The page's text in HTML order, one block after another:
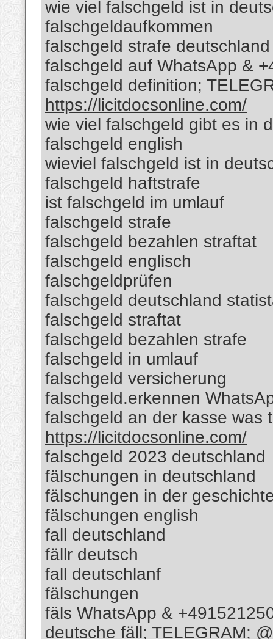
wie viel falschgeld ist in
falschgeldaufkommen
falschgeld strafe deutschland
falschgeld auf WhatsApp &
falschgeld definition;
https://licitdocsonline.com/
wie viel falschgeld gibt es in
falschgeld english
wieviel falschgeld ist in
falschgeld haftstrafe
ist falschgeld im umlauf
falschgeld strafe
falschgeld bezahlen straftat
falschgeld englisch
falschgeldprüfen
falschgeld deutschland
falschgeld straftat
falschgeld bezahlen strafe
falschgeld in umlauf
falschgeld versicherung
falschgeld.erkennen
falschgeld an der kasse was
https://licitdocsonline.com/
falschgeld 2023 deutschland
fälschungen in deutschland
fälschungen in der
fälschungen english
fall deutschland
fällr deutsch
fall deutschlanf
fälschungen
fäls WhatsApp &
deutsche fäll; TELEGRAM;